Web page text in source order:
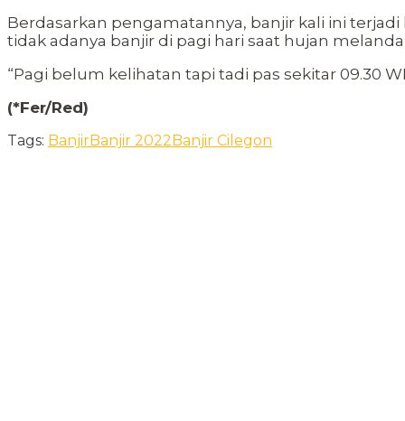
Berdasarkan pengamatannya, banjir kali ini
tidak adanya banjir di pagi hari saat hujan
“Pagi belum kelihatan tapi tadi pas sekitar 09.30
(*Fer/Red)
Tags: BanjirBanjir 2022 Banjir Cilegon